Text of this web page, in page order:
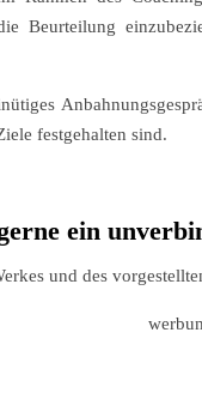
Beurteilung
festgehalten sind.
ein
und des